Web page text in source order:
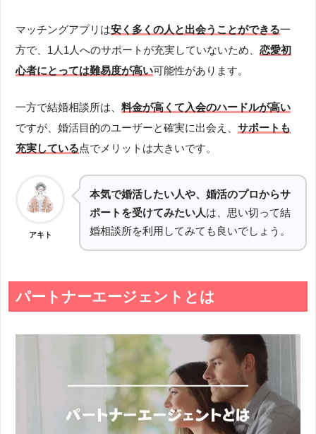
マッチングアプリは安く多くの人と出会うことができる一
方で、1人1人へのサポートが充実していないため、恋愛初
心者にとっては難易度が高い可能性があります。
一方で結婚相談所は、料金が高くて入会のハードルが高い
ですが、婚活目的のユーザーと確実に出会え、サポートも
充実している点でメリットは大きいです。
アキト
本気で婚活したい人や、婚活のプロからサ
ポートを受けてみたい人は、思い切って結
婚相談所を利用してみても良いでしょう。
パートナーエージェントとは